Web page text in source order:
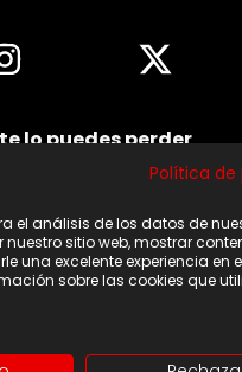
lo puedes perder
nuestras noticias,
y condiciones
Política de
el análisis de los datos de
sitio web, mostrar
una excelente experiencia en
sobre las cookies que